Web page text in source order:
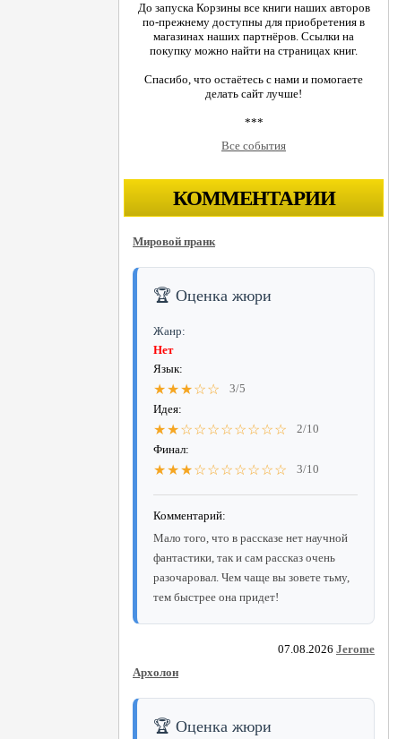
До запуска Корзины все книги наших авторов
по-прежнему доступны для приобретения в
магазинах наших партнёров. Ссылки на
покупку можно найти на страницах книг.
Спасибо, что остаётесь с нами и помогаете
делать сайт лучше!
***
Все события
КОММЕНТАРИИ
Мировой пранк
🏆 Оценка жюри
Жанр:
Нет
Язык:
★★★☆☆
3/5
Идея:
★★☆☆☆☆☆☆☆☆
2/10
Финал:
★★★☆☆☆☆☆☆☆ 3/10
Комментарий:
Мало того, что в рассказе нет научной
фантастики, так и сам рассказ очень
разочаровал. Чем чаще вы зовете тьму,
тем быстрее она придет!
07.08.2026 Jerome
Архолон
🏆 Оценка жюри